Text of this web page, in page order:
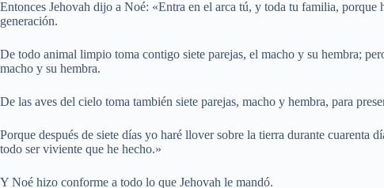
Entonces Jehovah dijo a Noé: «Entra en el arca tú, y toda tu familia, porque
generación.
De todo animal limpio toma contigo siete parejas, el macho y su hembra;
macho y su hembra.
De las aves del cielo toma también siete parejas, macho y hembra, para
Porque después de siete días yo haré llover sobre la tierra durante cuarenta
todo ser viviente que he hecho.»
Y Noé hizo conforme a todo lo que Jehovah le mandó.